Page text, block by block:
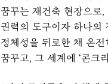
꿈꾸는 재건축 현장으로
권력의 도구이자 하나의
정체성을 뒤로한 채 온
꿈꾸고, 그 세계에 ‘콘크